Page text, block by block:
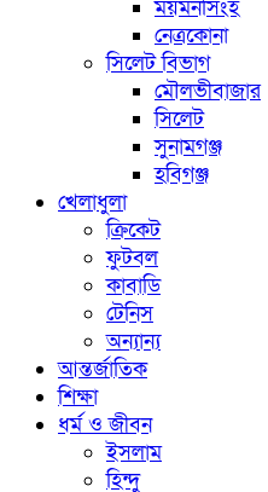
ময়মনসিংহ
নেত্রকোনা
সিলেট বিভাগ
মৌলভীবাজার
সিলেট
সুনামগঞ্জ
হবিগঞ্জ
খেলাধুলা
ক্রিকেট
ফুটবল
কাবাডি
টেনিস
অন্যান্য
আন্তর্জাতিক
শিক্ষা
ধর্ম ও জীবন
ইসলাম
হিন্দু